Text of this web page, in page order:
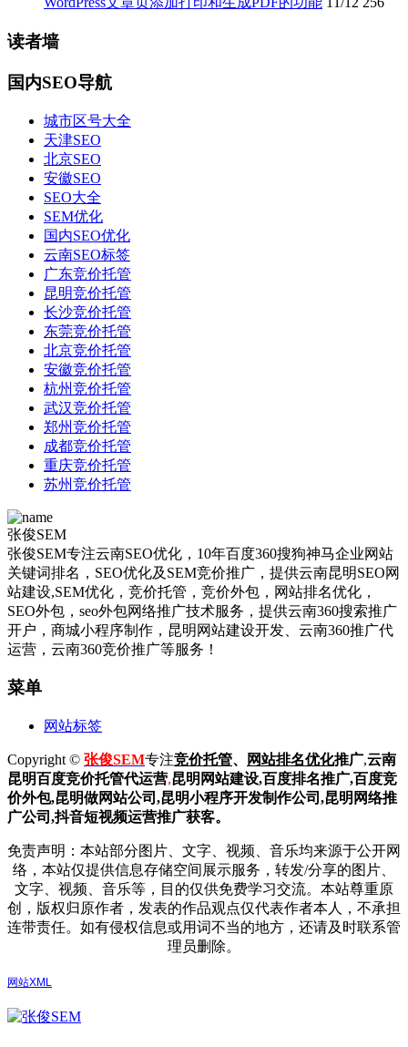
读者墙
国内SEO导航
城市区号大全
天津SEO
北京SEO
安徽SEO
SEO大全
SEM优化
国内SEO优化
云南SEO标签
广东竞价托管
昆明竞价托管
长沙竞价托管
东莞竞价托管
北京竞价托管
安徽竞价托管
杭州竞价托管
武汉竞价托管
郑州竞价托管
成都竞价托管
重庆竞价托管
苏州竞价托管
张俊SEM
张俊SEM专注云南SEO优化，10年百度360搜狗神马企业网站
关键词排名，SEO优化及SEM竞价推广，提供云南昆明SEO网
站建设,SEM优化，竞价托管，竞价外包，网站排名优化，
SEO外包，seo外包网络推广技术服务，提供云南360搜索推广
开户，商城小程序制作，昆明网站建设开发、云南360推广代
运营，云南360竞价推广等服务！
菜单
网站标签
Copyright © 张俊SEM专注竞价托管、 网站排名优化推广,云南
昆明百度竞价托管代运营,昆明网站建设,百度排名推广,百度竞
价外包,昆明做网站公司,昆明小程序开发制作公司,昆明网络推
广公司,抖音短视频运营推广获客。
免责声明：本站部分图片、文字、视频、音乐均来源于公开网
络，本站仅提供信息存储空间展示服务，转发/分享的图片、
文字、视频、音乐等，目的仅供免费学习交流。本站尊重原
创，版权归原作者，发表的作品观点仅代表作者本人，不承担
连带责任。如有侵权信息或用词不当的地方，还请及时联系管
理员删除。
网站XML